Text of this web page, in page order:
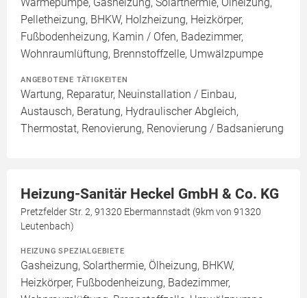
Pelletheizung, BHKW, Holzheizung, Heizkörper,
Fußbodenheizung, Kamin / Ofen, Badezimmer,
Wohnraumlüftung, Brennstoffzelle, Umwälzpumpe
ANGEBOTENE TÄTIGKEITEN
Wartung, Reparatur, Neuinstallation / Einbau,
Austausch, Beratung, Hydraulischer Abgleich,
Thermostat, Renovierung, Renovierung / Badsanierung
Heizung-Sanitär Heckel GmbH & Co. KG
Pretzfelder Str. 2, 91320 Ebermannstadt (9km von 91320
Leutenbach)
HEIZUNG SPEZIALGEBIETE
Gasheizung, Solarthermie, Ölheizung, BHKW,
Heizkörper, Fußbodenheizung, Badezimmer,